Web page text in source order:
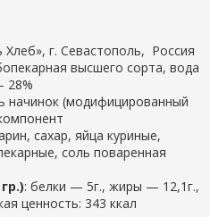
г. Севастополь, Россия
высшего сорта, вода
28%
начинок (модифицированный
сахар, яйца куриные,
соль поваренная
: белки — 5г., жиры — 12,1г.,
ценность: 343 ккал